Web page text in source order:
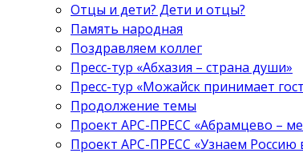
Отцы и дети? Дети и отцы?
Память народная
Поздравляем коллег
Пресс-тур «Абхазия – страна души»
Пресс-тур «Можайск принимает
Продолжение темы
Проект АРС-ПРЕСС «Абрамцево –
Проект АРС-ПРЕСС «Узнаем Россию